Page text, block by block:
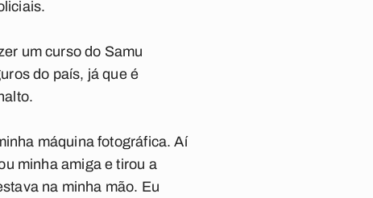
um curso do Samu
do país, já que é
máquina fotográfica. Aí
minha amiga e tirou a
na minha mão. Eu